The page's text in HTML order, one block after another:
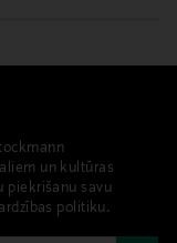
un kultūras
piekrišanu savu
politiku.